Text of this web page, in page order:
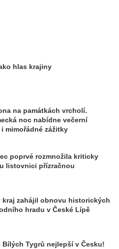
hlas krajiny
na památkách vrcholí.
noc nabídne večerní
mimořádné zážitky
poprvé rozmnožila kriticky
listovnici přízračnou
kraj zahájil obnovu historických
hradu v České Lípě
Bílých Tygrů nejlepší v Česku!